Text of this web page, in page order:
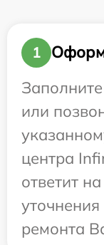
1
или
центра
ответит
ремонта